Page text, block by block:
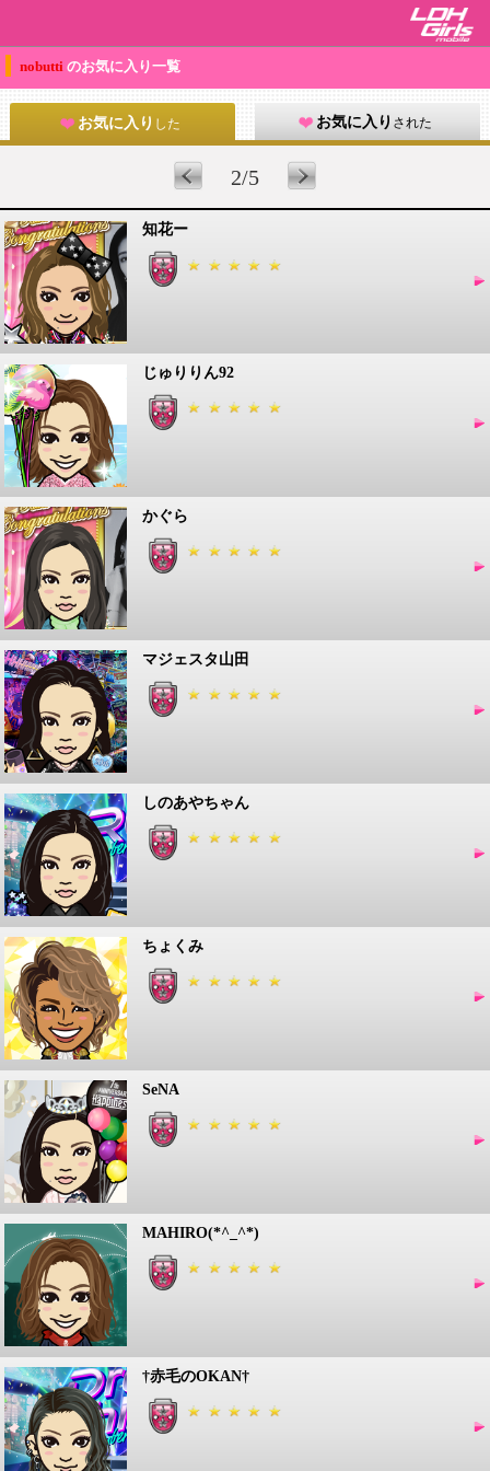
nobutti のお気に入り一覧
お気に入り した お気に入り された
2/5
知花ー
じゅりりん92
かぐら
マジェスタ山田
しのあやちゃん
ちょくみ
SeNA
MAHIRO(*^_^*)
†赤毛のOKAN†